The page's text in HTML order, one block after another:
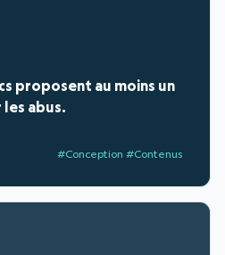
proposent au moins un
les abus.
#Conception #Contenus